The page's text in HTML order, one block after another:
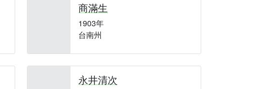
商滿生
1903年
台南州
永井清次